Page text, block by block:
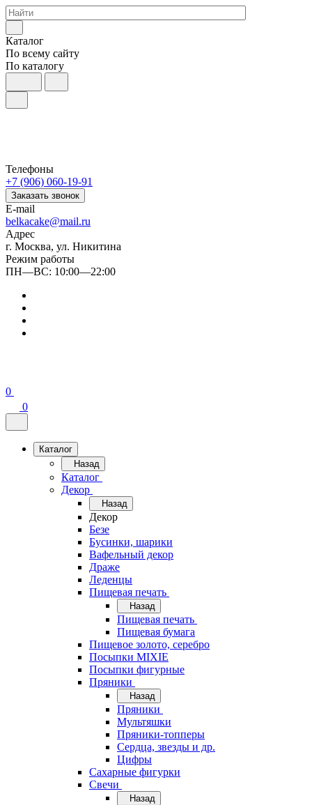
Каталог
По всему сайту
По каталогу
Телефоны
+7 (906) 060-19-91
Заказать звонок
E-mail
belkacake@mail.ru
Адрес
г. Москва, ул. Никитина
Режим работы
ПН—ВС: 10:00—22:00
0
0
Каталог
Назад
Каталог
Декор
Назад
Декор
Безе
Бусинки, шарики
Вафельный декор
Драже
Леденцы
Пищевая печать
Назад
Пищевая печать
Пищевая бумага
Пищевое золото, серебро
Посыпки MIXIE
Посыпки фигурные
Пряники
Назад
Пряники
Мультяшки
Пряники-топперы
Сердца, звезды и др.
Цифры
Сахарные фигурки
Свечи
Назад